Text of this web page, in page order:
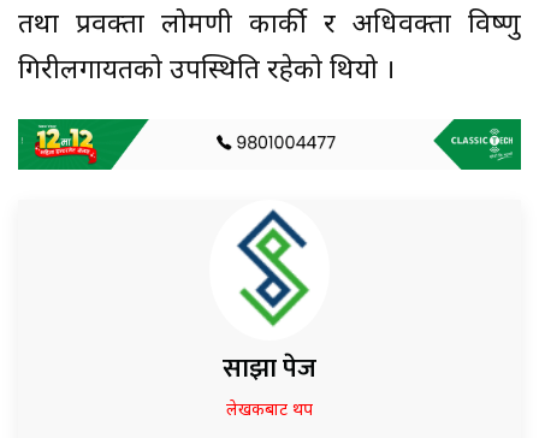
तथा प्रवक्ता लोमणी कार्की र अधिवक्ता विष्णु
गिरीलगायतको उपस्थिति रहेको थियो ।
साझा पेज
लेखकबाट थप